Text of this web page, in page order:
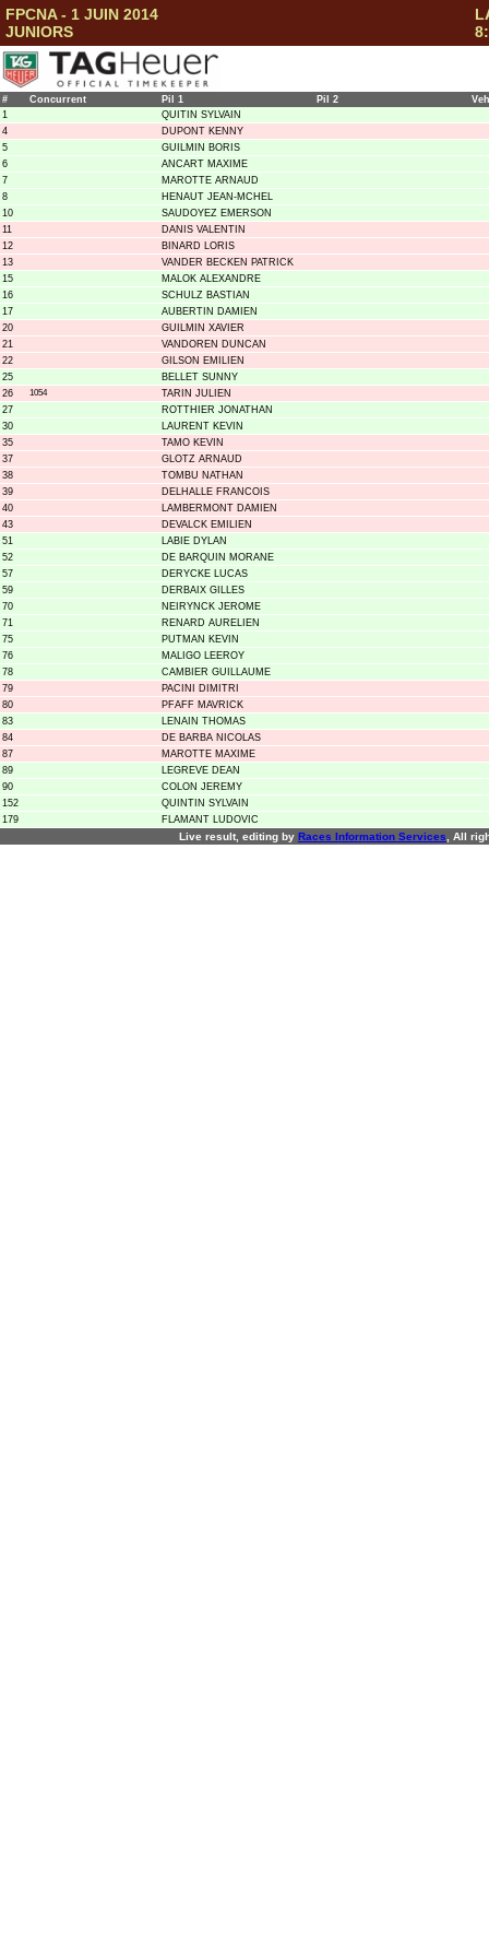
FPCNA - 1 JUIN 2014
JUNIORS
# Concurrent Pil 1 Pil 2
Veh
1
QUITIN SYLVAIN
4
DUPONT KENNY
5
GUILMIN BORIS
6
ANCART MAXIME
7
MAROTTE ARNAUD
8
HENAUT JEAN-MCHEL
10
SAUDOYEZ EMERSON
11
DANIS VALENTIN
12
BINARD LORIS
13
VANDER BECKEN PATRICK
15
MALOK ALEXANDRE
16
SCHULZ BASTIAN
17
AUBERTIN DAMIEN
20
GUILMIN XAVIER
21
VANDOREN DUNCAN
22
GILSON EMILIEN
25
BELLET SUNNY
26
1054
TARIN JULIEN
27
ROTTHIER JONATHAN
30
LAURENT KEVIN
35
TAMO KEVIN
37
GLOTZ ARNAUD
38
TOMBU NATHAN
39
DELHALLE FRANCOIS
40
LAMBERMONT DAMIEN
43
DEVALCK EMILIEN
51
LABIE DYLAN
52
DE BARQUIN MORANE
57
DERYCKE LUCAS
59
DERBAIX GILLES
70
NEIRYNCK JEROME
71
RENARD AURELIEN
75
PUTMAN KEVIN
76
MALIGO LEEROY
78
CAMBIER GUILLAUME
79
PACINI DIMITRI
80
PFAFF MAVRICK
83
LENAIN THOMAS
84
DE BARBA NICOLAS
87
MAROTTE MAXIME
89
LEGREVE DEAN
90
COLON JEREMY
152
QUINTIN SYLVAIN
179
FLAMANT LUDOVIC
Live result, editing by Races Information Services , All